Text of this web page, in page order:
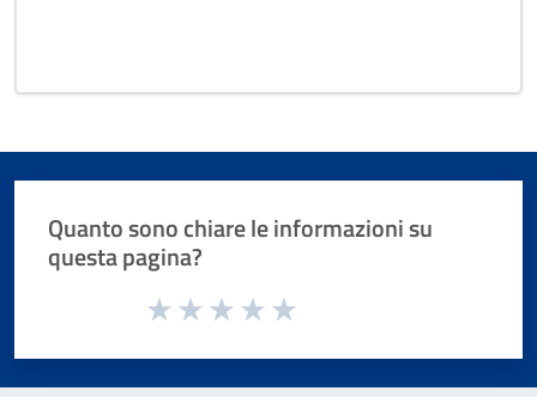
Quanto sono chiare le informazioni su
questa pagina?
Valuta da 1 a 5 stelle la pagina